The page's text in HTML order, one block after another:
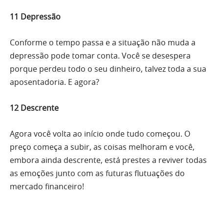
11 Depressão
Conforme o tempo passa e a situação não muda a
depressão pode tomar conta. Você se desespera
porque perdeu todo o seu dinheiro, talvez toda a sua
aposentadoria. E agora?
12 Descrente
Agora você volta ao início onde tudo começou. O
preço começa a subir, as coisas melhoram e você,
embora ainda descrente, está prestes a reviver todas
as emoções junto com as futuras flutuações do
mercado financeiro!